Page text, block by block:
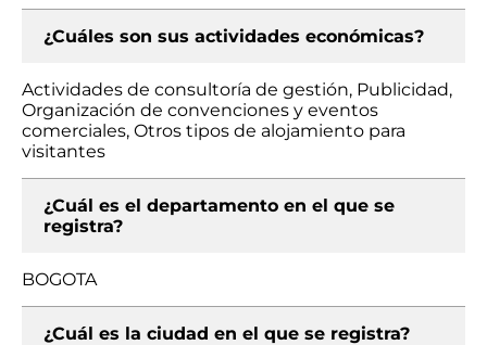
¿Cuáles son sus actividades económicas?
Actividades de consultoría de gestión, Publicidad,
Organización de convenciones y eventos
comerciales, Otros tipos de alojamiento para
visitantes
¿Cuál es el departamento en el que se
registra?
BOGOTA
¿Cuál es la ciudad en el que se registra?